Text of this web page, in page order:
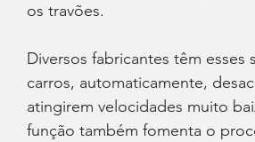
os travões.
Diversos fabricantes têm
carros, automaticamente,
atingirem velocidades muito
função também fomenta o